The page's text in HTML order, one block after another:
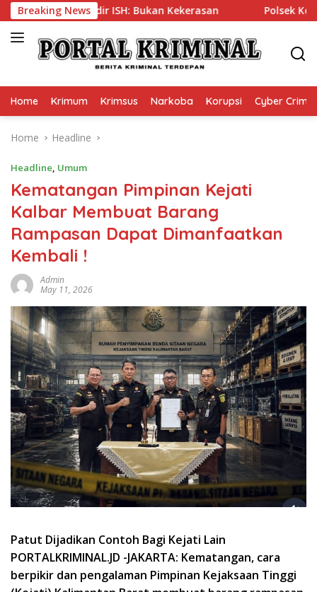
Skip
to
content
Breaking News
Brigadir ISH: Bukan Kekerasan Polsek Kembangan
Home Krimum Krimsus Narkoba Korupsi Cyber Crime
Home Headline
Headline, Umum
Kematangan Pimpinan Kejati
Kalbar Membuat Barang
Rampasan Dapat Dimanfaatkan
Kembali !
Admin
May 11, 2026
Patut Dijadikan Contoh Bagi Kejati Lain
PORTALKRIMINAL.JD -JAKARTA: Kematangan, cara
berpikir dan pengalaman Pimpinan Kejaksaan Tinggi